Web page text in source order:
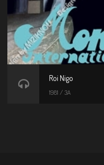
Roi Nigo
1981 / 3A